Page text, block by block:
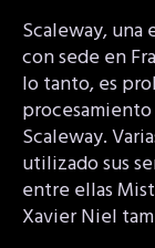
Scaleway,
con sede en
lo tanto, es
Scaleway.
utilizado sus
entre ellas
Xavier Niel